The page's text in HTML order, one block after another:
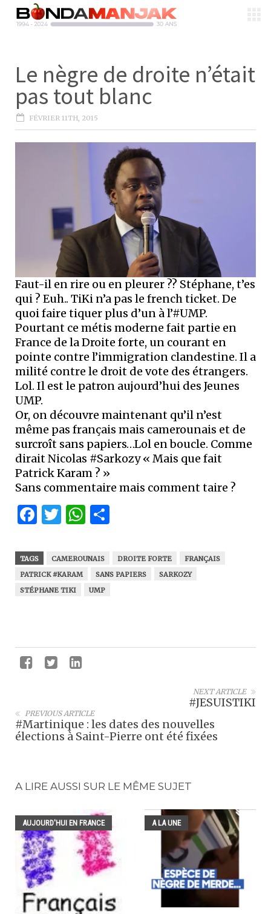
Le nègre de droite n’était
pas tout blanc
FÉVRIER 11TH, 2015
Faut-il en rire ou en pleurer ?? Stéphane, t’es
qui ? Euh.. TiKi n’a pas le french ticket. De
quoi faire tiquer plus d’un à l’#UMP.
Pourtant ce métis moderne fait partie en
France de la Droite forte, un courant en
pointe contre l’immigration clandestine. Il a
milité contre le droit de vote des étrangers.
Lol. Il est le patron aujourd’hui des Jeunes
UMP.
Or, on découvre maintenant qu’il n’est
même pas français mais camerounais et de
surcroît sans papiers…Lol en boucle. Comme
dirait Nicolas #Sarkozy « Mais que fait
Patrick Karam ? »
Sans commentaire mais comment taire ?
Facebook
Twitter
WhatsApp
TAGS CAMEROUNAIS DROITE FORTE
FRANÇAIS
PATRICK #KARAM
SANS PAPIERS
SARKOZY
STÉPHANE TIKI
UMP
NEXT ARTICLE
#JESUISTIKI
PREVIOUS ARTICLE
#Martinique : les dates des nouvelles
élections à Saint-Pierre ont été fixées
A LIRE AUSSI SUR LE MÊME SUJET
AUJOURD'HUI EN FRANCE A LA UNE